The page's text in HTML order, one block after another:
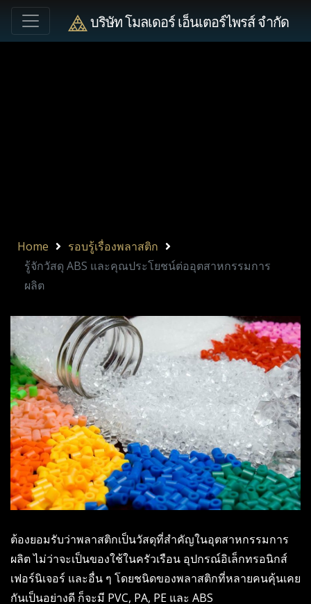
บริษัท โมลเดอร์ เอ็นเตอร์ไพรส์ จำกัด
Home
รอบรู้เรื่องพลาสติก
รู้จักวัสดุ ABS และคุณประโยชน์ต่ออุตสาหกรรมการ
ผลิต
ต้องยอมรับว่าพลาสติกเป็นวัสดุที่สำคัญในอุตสาหกรรมการ
ผลิต ไม่ว่าจะเป็นของใช้ในครัวเรือน อุปกรณ์อิเล็กทรอนิกส์
เฟอร์นิเจอร์ และอื่น ๆ โดยชนิดของพลาสติกที่หลายคนคุ้นเคย
กันเป็นอย่างดี ก็จะมี PVC, PA, PE และ ABS